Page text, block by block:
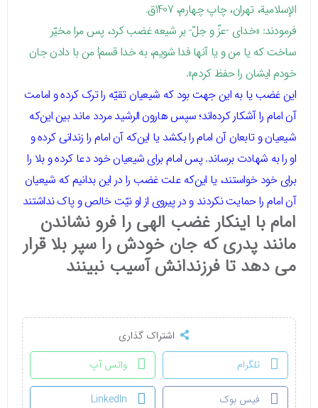
الإسلامیة، تهران، چاپ چهارم، 1407ق.
فرمودند: «خداى -عزّ و جلّ- بر شيعه غضب كرد، پس مرا مخيّر
ساخت كه يا من و يا آنها فدا شويم، به خدا قسم! من با دادن جان
خودم ايشان را حفظ كردم».
این غضب یا به این جهت بود که شیعیان تقیّه را ترک کرده و امامت
آن امام را آشکار کرده‌اند؛ سپس هارون الرشید مردد ماند بین این‌که
شیعیان و تابعان آن امام را بکشد یا این‌که آن امام را زندانی کرده و
او را به شهادت برساند. پس امام برای شیعیان خود دعا کرده و بلا را
برای خود خواستند، یا این‌که علت غضب را در این بدانیم که شیعیان
آن امام را حمایت نکردند و در پیروی از او نیّت خالص و پاک نداشتند
امام با اینکار غضب الهی را فرو نشاندن
مانند پدری که جان خودش را سپر بلا قرار
می دهد تا فرزندانش آسیب نبینند
اشتراک گذاری
تلگرام
واتس آپ
فیس بوک LinkedIn